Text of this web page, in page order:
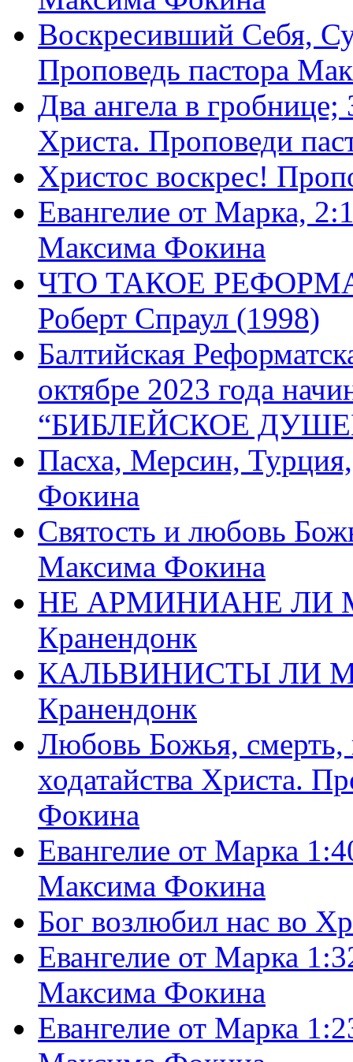
Воскресивший Себя,
Проповедь пастора
Два ангела в
Христа. Проповеди
Христос воскрес!
Евангелие от Марка,
Максима Фокина
ЧТО ТАКОЕ
Роберт Спраул (1998)
Балтийская
октябре 2023 года
“БИБЛЕЙСКОЕ
Пасха, Мерсин,
Фокина
Святость и любовь
Максима Фокина
НЕ АРМИНИАНЕ ЛИ
Кранендонк
КАЛЬВИНИСТЫ ЛИ
Кранендонк
Любовь Божья, смерть,
ходатайства Христа.
Фокина
Евангелие от Марка
Максима Фокина
Бог возлюбил нас во
Евангелие от Марка
Максима Фокина
Евангелие от Марка